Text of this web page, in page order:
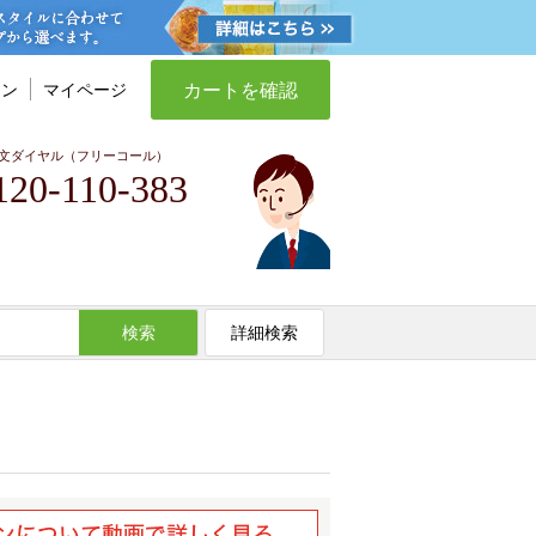
マイページ カートを確認
ダイヤル（フリーコール）
110-383
検索 詳細検索